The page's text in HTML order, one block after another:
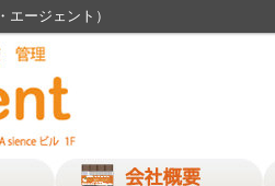
ージェント）